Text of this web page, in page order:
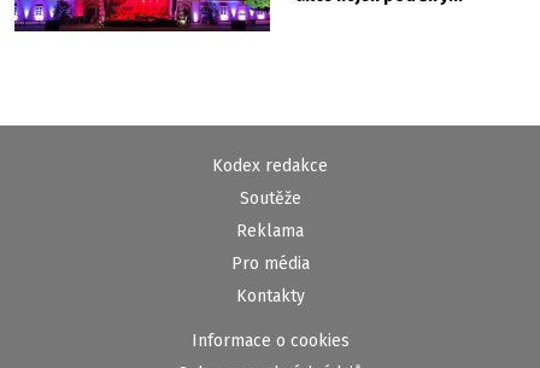
Kodex redakce
Soutěže
Reklama
Pro média
Kontakty
Informace o cookies